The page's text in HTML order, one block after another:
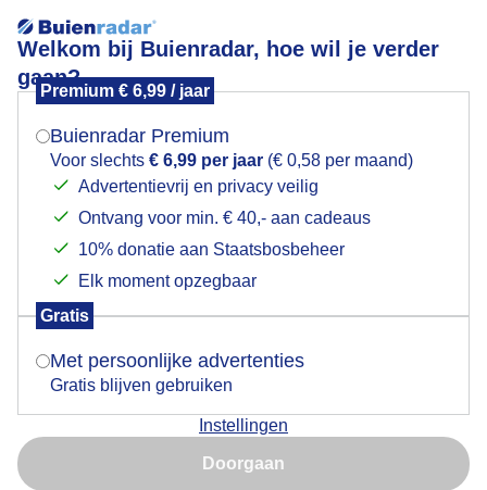
Welkom bij Buienradar, hoe wil je verder
gaan?
Premium € 6,99 / jaar
Buienradar Premium
Voor slechts € 6,99 per jaar (€ 0,58 per maand)
Advertentievrij en privacy veilig
Ontvang voor min. € 40,- aan cadeaus
10% donatie aan Staatsbosbeheer
Elk moment opzegbaar
Gratis
Met persoonlijke advertenties
Gratis blijven gebruiken
Instellingen
Doorgaan
Zonnige ochtend
Door: Ria Overbeeke
Mogen we je locatie gebruiken voor het
Indien je hier nog geen akkoord op hebt gegeven,
verschijnt er zo een pop-up uit je browser waarin
Is goed, toon de popup
Nu niet, misschien later